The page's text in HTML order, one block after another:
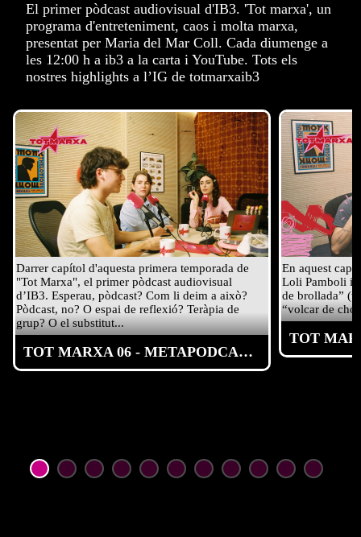
El primer pòdcast audiovisual d'IB3. 'Tot marxa', un
programa d'entreteniment, caos i molta marxa,
presentat per Maria del Mar Coll. Cada diumenge a
les 12:00 h a ib3 a la carta i YouTube. Tots els
nostres highlights a l’IG de totmarxaib3
Darrer capítol d'aquesta primera temporada de
"Tot Marxa", el primer pòdcast audiovisual
d’IB3. Esperau, pòdcast? Com li deim a això?
Pòdcast, no? O espai de reflexió? Teràpia de
grup? O el substitut...
TOT MARXA 06 - METAPODCAST amb Júlia Mérida i Antoni Guiscafre
En aquest
Loli Pamboli i
de brollada”
“volcar de